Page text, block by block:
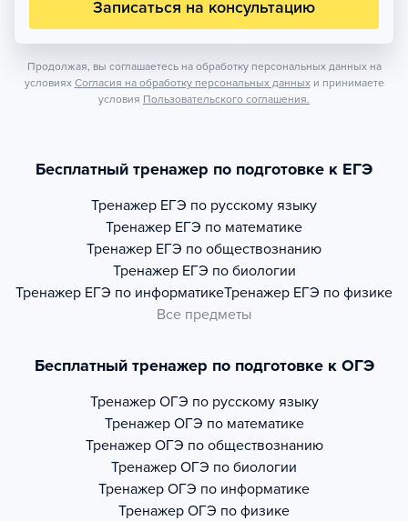
Записаться на консультацию
Продолжая, вы соглашаетесь на обработку персональных данных на
условиях Согласия на обработку персональных данных и принимаете
условия Пользовательского соглашения.
Бесплатный тренажер по подготовке к ЕГЭ
Тренажер ЕГЭ по русскому языку
Тренажер ЕГЭ по математике
Тренажер ЕГЭ по обществознанию
Тренажер ЕГЭ по биологии
Тренажер ЕГЭ по информатикеТренажер ЕГЭ по физике
Все предметы
Бесплатный тренажер по подготовке к ОГЭ
Тренажер ОГЭ по русскому языку
Тренажер ОГЭ по математике
Тренажер ОГЭ по обществознанию
Тренажер ОГЭ по биологии
Тренажер ОГЭ по информатике
Тренажер ОГЭ по физике